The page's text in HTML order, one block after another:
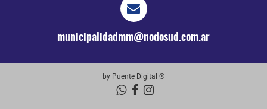
municipalidadmm@nodosud.com.ar
by Puente Digital ®